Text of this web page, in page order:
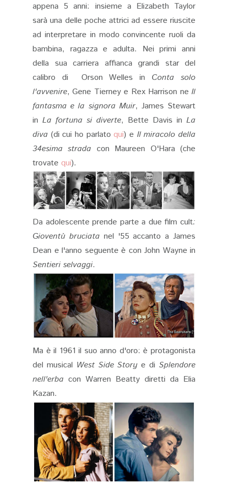
appena 5 anni: insieme a Elizabeth Taylor
sarà una delle poche attrici ad essere riuscite
ad interpretare in modo convincente ruoli da
bambina, ragazza e adulta. Nei primi anni
della sua carriera affianca grandi star del
calibro di Orson Welles in Conta solo
l'avvenire, Gene Tierney e Rex Harrison ne Il
fantasma e la signora Muir, James Stewart
in La fortuna si diverte, Bette Davis in La
diva (di cui ho parlatoqui) e Il miracolo della
34esima strada con Maureen O'Hara (che
trovate qui).
Da adolescente prende parte a due film cult:
Gioventù bruciatanel '55 accanto a James
Dean e l'anno seguente è con John Wayne in
Sentieri selvaggi.
Ma è il 1961 il suo anno d'oro: è protagonista
del musical West Side Story e diSplendore
nell'erba con Warren Beatty diretti da Elia
Kazan.